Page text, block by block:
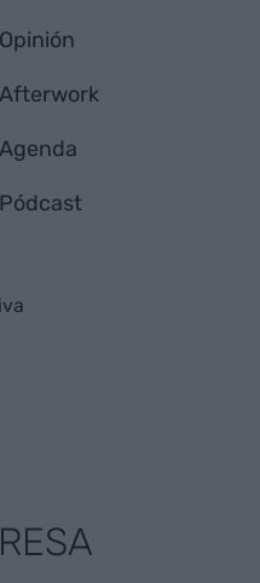
Opinión
Afterwork
Agenda
Pódcast